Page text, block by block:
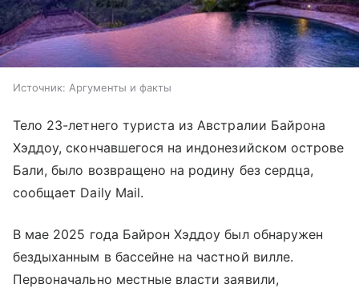
Источник: Аргументы и факты
Тело 23-летнего туриста из Австралии Байрона
Хэддоу, скончавшегося на индонезийском острове
Бали, было возвращено на родину без сердца,
сообщает Daily Mail.
В мае 2025 года Байрон Хэддоу был обнаружен
бездыханным в бассейне на частной вилле.
Первоначально местные власти заявили,